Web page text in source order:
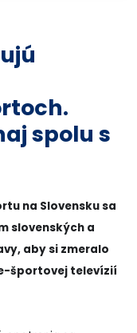
spolu s
na Slovensku sa
slovenských a
aby si zmeralo
športovej televízií